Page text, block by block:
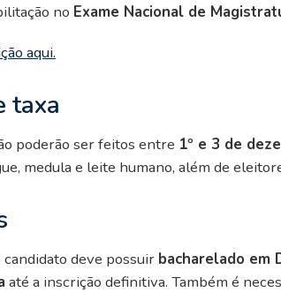
no Exame Nacional de
aqui.
taxa
poderão ser feitos entre 1º e 3 de
medula e leite humano, além de
deve possuir bacharelado em
até a inscrição definitiva. Também é